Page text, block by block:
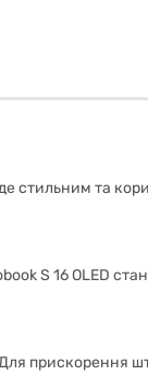
стильним та
S 16 OLED
прискорення